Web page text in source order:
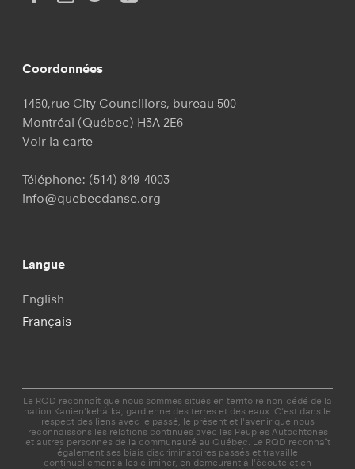
Coordonnées
1450,rue City Councillors, bureau 500
Montréal (Québec) H3A 2E6
Voir la carte
Téléphone: (514) 849-4003
info@quebecdanse.org
Langue
English
Français
Le RQD reconnaît que nous sommes situés en territoire non-cédé de la
nation Kanien'kehá:ka, gardienne des terres et des eaux. C’est dans le
respect des liens avec le passé, le présent et l'avenir que nous
reconnaissons les relations continues avec les Peuples Autochtones
et autres personnes de la communauté au Québec. Le RQD reconnaît
également ses biais discriminatoires passés et travaille
continuellement à les éliminer, en demeurant à l'écoute et en